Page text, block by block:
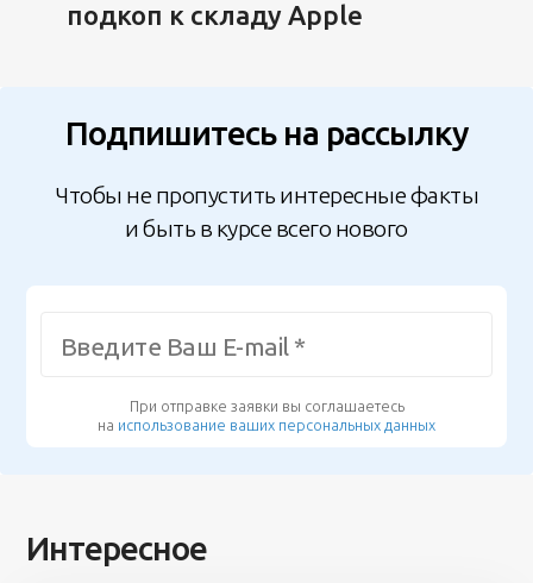
подкоп к складу Apple
Подпишитесь на рассылку
Чтобы не пропустить интересные факты
и быть в курсе всего нового
При отправке заявки вы соглашаетесь
на использование ваших персональных данных
Интересное